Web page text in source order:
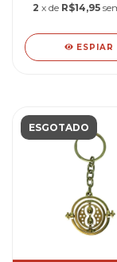
2 x de R$14,95
ESPIAR
ESGOTADO